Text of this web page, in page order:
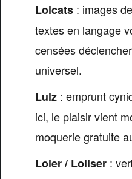
Lolcats: images
textes en langage
censées
universel.
Lulz: emprunt
ici, le plaisir vient
moquerie gratuite
Loler / Loliser: